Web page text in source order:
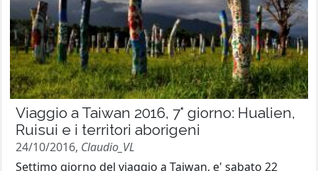
Viaggio a Taiwan 2016, 7° giorno: Hualien,
Ruisui e i territori aborigeni
24/10/2016, Claudio_VL
Settimo giorno del viaggio a Taiwan, e' sabato 22